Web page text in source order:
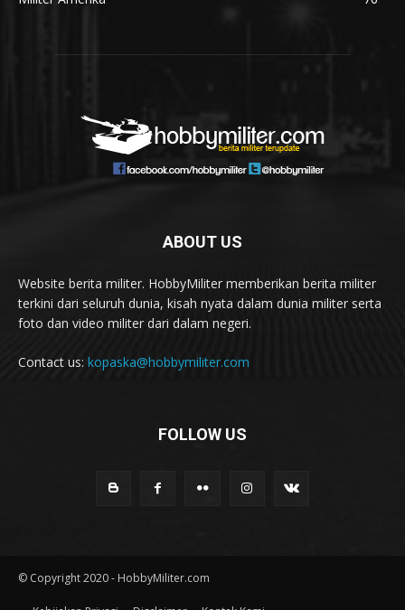
ABOUT US
Website berita militer. HobbyMiliter memberikan berita militer
terkini dari seluruh dunia, kisah nyata dalam dunia militer serta
foto dan video militer dari dalam negeri.
Contact us: kopaska@hobbymiliter.com
FOLLOW US
© Copyright 2020 - HobbyMiliter.com